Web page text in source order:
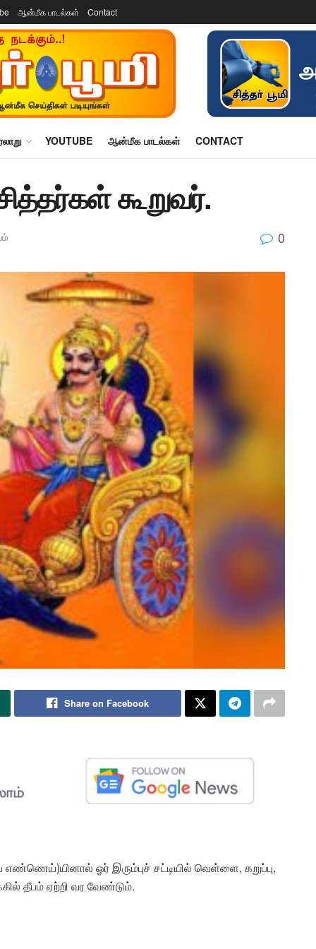
ஆன்மீக பாடல்கள் Contact
YOUTUBE ஆன்மீக பாடல்கள் CONTACT
கூறுவர்.
0
Share on Facebook
ஓர் இரும்புச் சட்டியில் வெள்ளை, கறுப்பு,
தீபம் ஏற்றி வர வேண்டும்.